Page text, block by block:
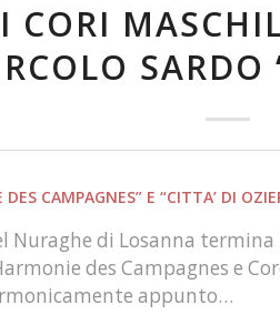
CORI
SARDO
CAMPAGNES” E “CITTA’ DI
Nuraghe di Losanna
des Campagnes e
appunto…